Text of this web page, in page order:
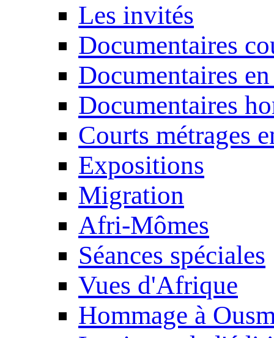
Les invités
Documentaires
Documentaires
Documentaires
Courts métrages
Expositions
Migration
Afri-Mômes
Séances spéciales
Vues d'Afrique
Hommage à